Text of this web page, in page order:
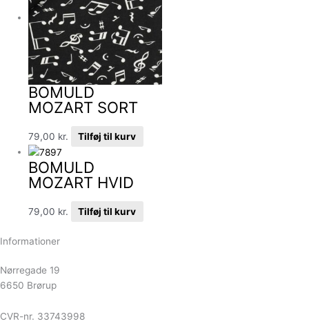
BOMULD
MOZART SORT
79,00 kr. Tilføj til kurv
BOMULD
MOZART HVID
79,00 kr. Tilføj til kurv
Informationer
Nørregade 19
6650 Brørup
CVR-nr. 33743998